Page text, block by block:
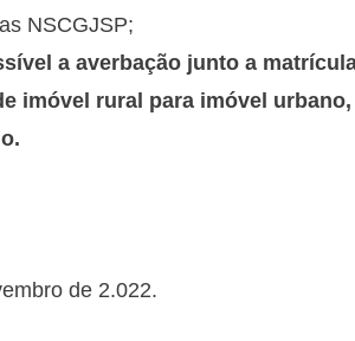
NSCGJSP;
a averbação junto a
imóvel rural para imóvel
de 2.022.